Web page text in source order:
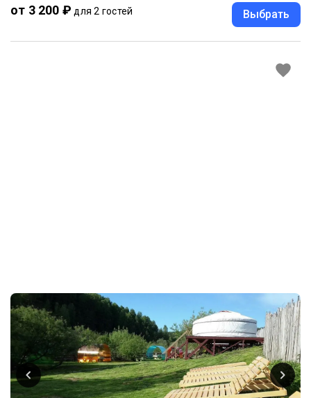
от 3 200 ₽ для 2 гостей Выбрать